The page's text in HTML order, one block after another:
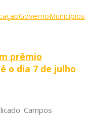
GovernoMunicípios
prêmio
o dia 7 de julho
Campos